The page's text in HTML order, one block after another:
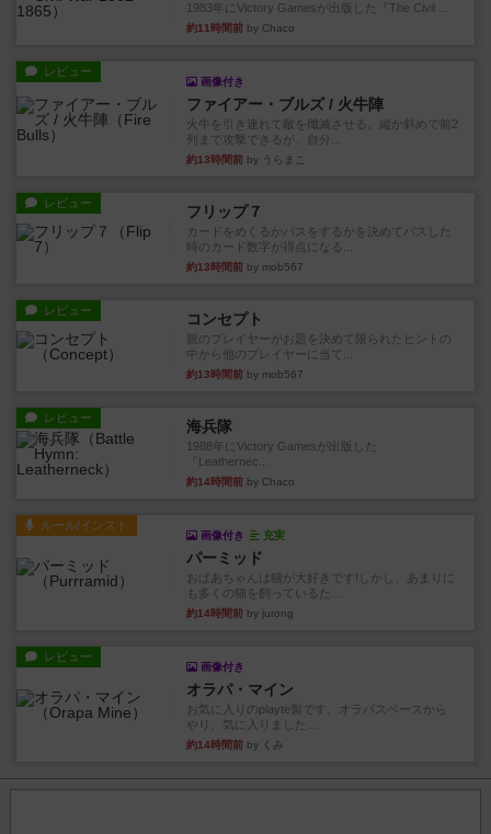
1983年にVictory Gamesが出版した『The Civil ...
約11時間前 by Chaco
レビュー
画像付き
ファイアー・ブルズ / 火牛陣
火牛を引き連れて敵を殲滅させる。縦か斜めで前2
列まで攻撃できるが、自分...
約13時間前 by うらまこ
レビュー フリップ７
カードをめくるかパスをするかを決めてパスした
時のカード数字が得点になる...
約13時間前 by mob567
レビュー コンセプト
親のプレイヤーがお題を決めて限られたヒントの
中から他のプレイヤーに当て...
約13時間前 by mob567
レビュー 海兵隊
1988年にVictory Gamesが出版した
『Leathernec...
約14時間前 by Chaco
ルール/インスト
画像付き 充実
パーミッド
おばあちゃんは猫が大好きです!しかし、あまりに
も多くの猫を飼っているた...
約14時間前 by jurong
レビュー
画像付き
オラパ・マイン
お気に入りのplayte製です。オラパスペースから
やり、気に入りました...
約14時間前 by くみ